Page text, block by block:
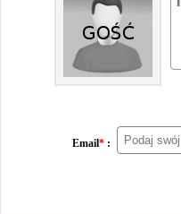
Email* :